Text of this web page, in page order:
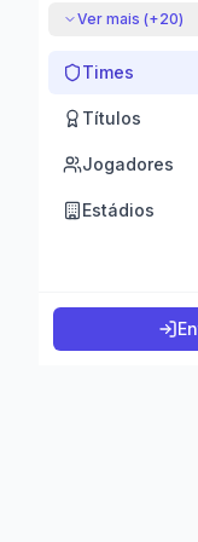
Ver mais (+20)
Times
Títulos
Jogadores
Estádios